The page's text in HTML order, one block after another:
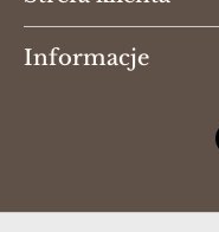
Informacje